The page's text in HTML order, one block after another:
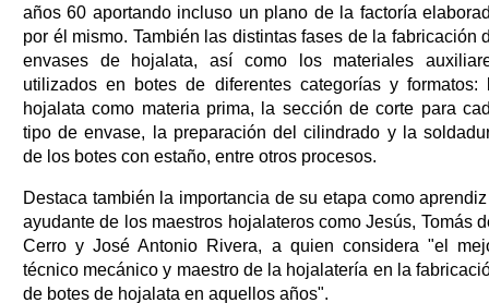
años 60 aportando incluso un plano de la factoría
por él mismo. También las distintas fases de la fabricación
envases de hojalata, así como los materiales
utilizados en botes de diferentes categorías y formatos:
hojalata como materia prima, la sección de corte para
tipo de envase, la preparación del cilindrado y la
de los botes con estaño, entre otros procesos.
Destaca también la importancia de su etapa como
ayudante de los maestros hojalateros como Jesús, Tomás
Cerro y José Antonio Rivera, a quien considera "el
técnico mecánico y maestro de la hojalatería en la
de botes de hojalata en aquellos años".